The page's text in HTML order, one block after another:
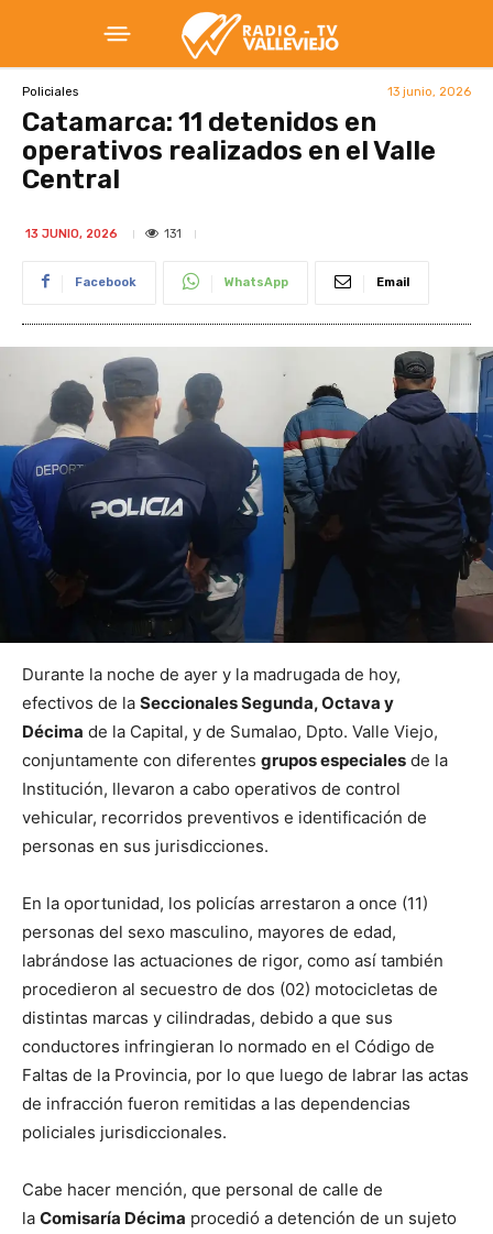
Policiales 13 junio, 2026
Catamarca: 11 detenidos en
operativos realizados en el Valle
Central
13 JUNIO, 2026 131
Facebook WhatsApp Email
Durante la noche de ayer y la madrugada de hoy,
efectivos de la Seccionales Segunda, Octava y
Décima de la Capital, y de Sumalao, Dpto. Valle Viejo,
conjuntamente con diferentes grupos especiales de la
Institución, llevaron a cabo operativos de control
vehicular, recorridos preventivos e identificación de
personas en sus jurisdicciones.
En la oportunidad, los policías arrestaron a once (11)
personas del sexo masculino, mayores de edad,
labrándose las actuaciones de rigor, como así también
procedieron al secuestro de dos (02) motocicletas de
distintas marcas y cilindradas, debido a que sus
conductores infringieran lo normado en el Código de
Faltas de la Provincia, por lo que luego de labrar las actas
de infracción fueron remitidas a las dependencias
policiales jurisdiccionales.
Cabe hacer mención, que personal de calle de
la Comisaría Décima procedió a detención de un sujeto